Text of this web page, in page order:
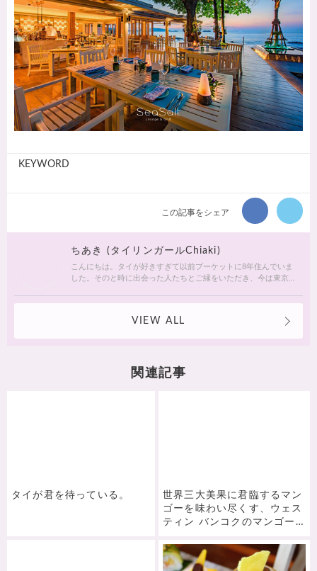
KEYWORD
この記事をシェア
ちあき (タイリンガールChiaki)
こんにちは。タイが好きすぎて以前プーケットに8年住んでいま
した。そのと時に出会った人たちとご縁をいただき、今は東京
VIEW ALL
関連記事
タイが君を待っている。
世界三大美果に君臨するマン
ゴーを味わい尽くす、ウェス
ティン バンコクのマンゴー